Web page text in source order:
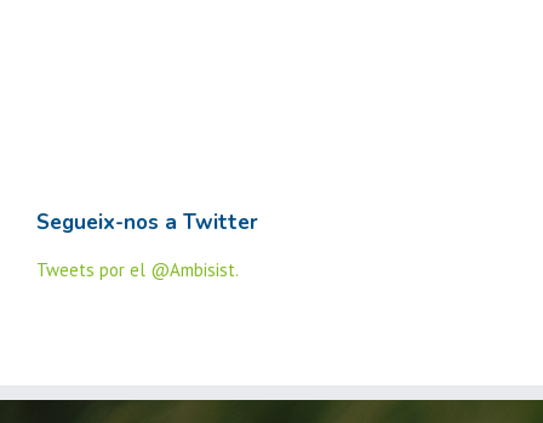
Segueix-nos a Twitter
Tweets por el @Ambisist.